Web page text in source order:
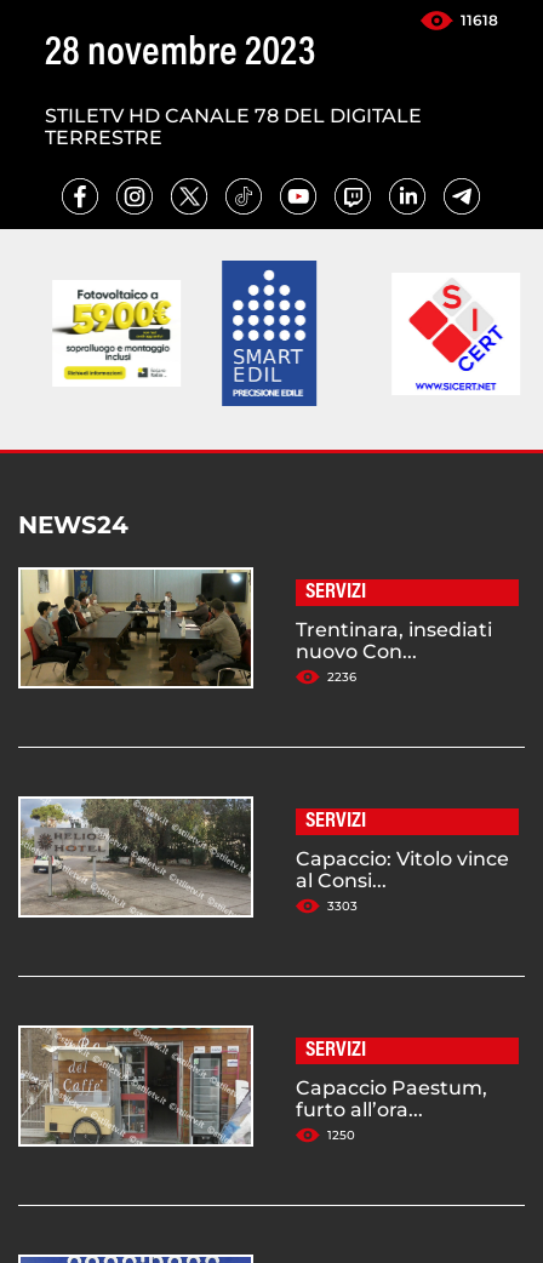
11618
28 novembre 2023
STILETV HD CANALE 78 DEL DIGITALE
TERRESTRE
NEWS24
SERVIZI
Trentinara, insediati
nuovo Con...
2236
SERVIZI
Capaccio: Vitolo vince
al Consi...
3303
SERVIZI
Capaccio Paestum,
furto all’ora...
1250